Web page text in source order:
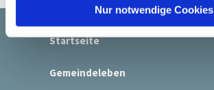
l
Nur notwendige Cookies
Startseite
Gemeindeleben